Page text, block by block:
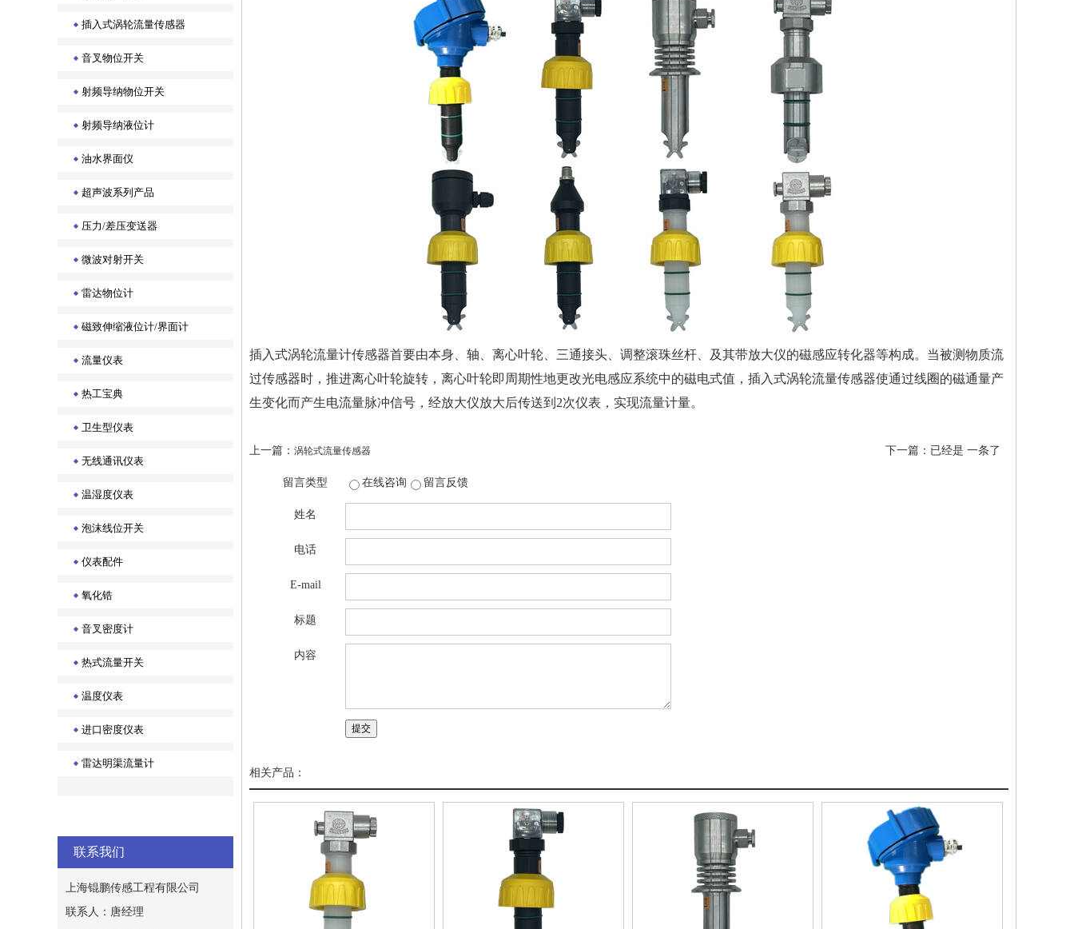
插入式涡轮流量传感器
音叉物位开关
射频导纳物位开关
射频导纳液位计
油水界面仪
超声波系列产品
压力/差压变送器
微波对射开关
雷达物位计
磁致伸缩液位计/界面计
流量仪表
热工宝典
卫生型仪表
无线通讯仪表
温湿度仪表
泡沫线位开关
仪表配件
氧化锆
音叉密度计
热式流量开关
温度仪表
进口密度仪表
雷达明渠流量计
联系我们
上海锟鹏传感工程有限公司
联系人：唐经理
插入式涡轮流量计传感器首要由本身、轴、离心叶轮、三通接头、调整滚珠丝杆、及其带放大仪的磁感应转化器等构成。当被测物质流
过传感器时，推进离心叶轮旋转，离心叶轮即周期性地更改光电感应系统中的磁电式值，插入式涡轮流量传感器使通过线圈的磁通量产
生变化而产生电流量脉冲信号，经放大仪放大后传送到2次仪表，实现流量计量。
上一篇： 涡轮式流量传感器 下一篇：已经是 一条了
留言类型 在线咨询 留言反馈
姓名
电话
E-mail
标题
内容
相关产品：